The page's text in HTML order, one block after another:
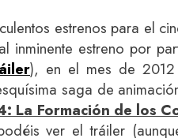
estrenos para el
inminente estreno por
), en el mes de
saga de
La Formación de los
ver el tráiler